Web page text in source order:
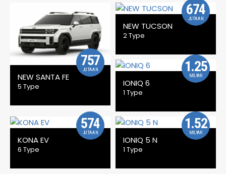
757
JUTAAN
NEW SANTA FE
5 Type
674
JUTAAN
NEW TUCSON
2 Type
1.25
MILYAR
IONIQ 6
1 Type
574
JUTAAN
KONA EV
6 Type
1.52
MILYAR
IONIQ 5 N
1 Type